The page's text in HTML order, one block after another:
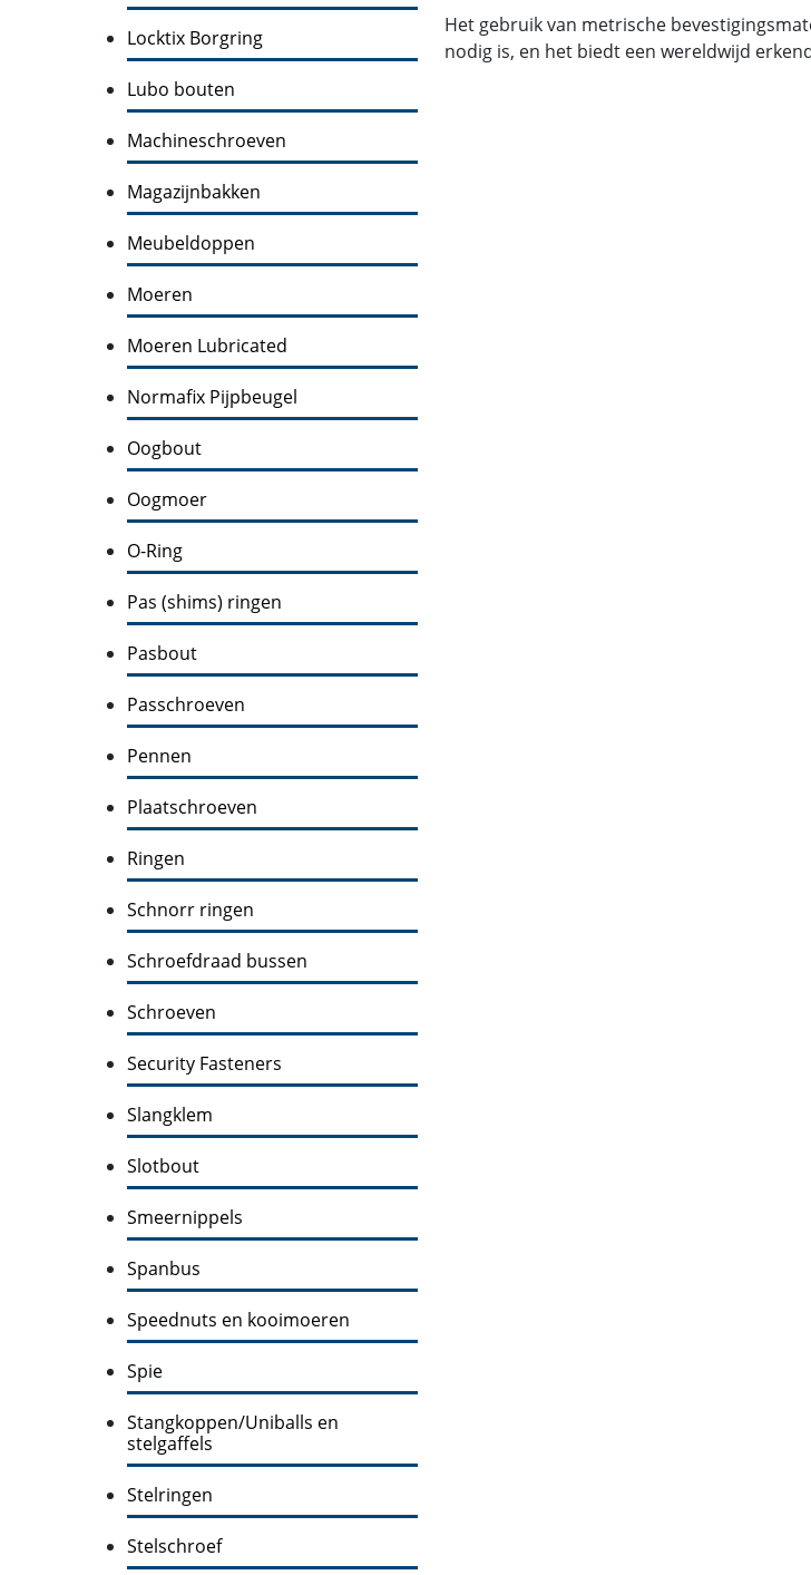
Locktix Borgring
Lubo bouten
Machineschroeven
Magazijnbakken
Meubeldoppen
Moeren
Moeren Lubricated
Normafix Pijpbeugel
Oogbout
Oogmoer
O-Ring
Pas (shims) ringen
Pasbout
Passchroeven
Pennen
Plaatschroeven
Ringen
Schnorr ringen
Schroefdraad bussen
Schroeven
Security Fasteners
Slangklem
Slotbout
Smeernippels
Spanbus
Speednuts en kooimoeren
Spie
Stangkoppen/Uniballs en
stelgaffels
Stelringen
Stelschroef
Het gebruik van metrische
nodig is, en het biedt een wereldwijd